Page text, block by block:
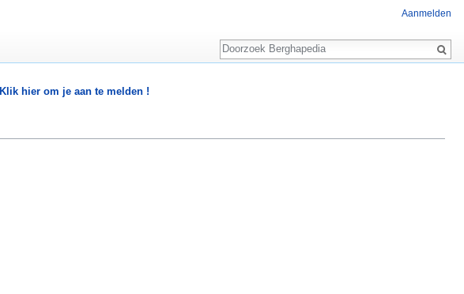
Klik hier om je aan te melden !
Aanmelden
Zoeken